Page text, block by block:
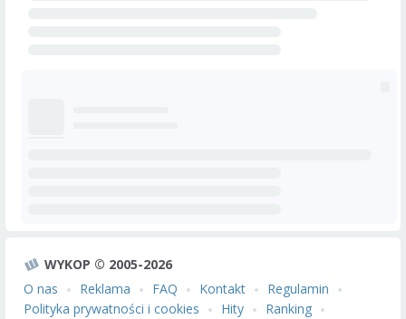
WYKOP © 2005-2026
O nas
Reklama FAQ Kontakt
Regulamin
Polityka prywatności i cookies
Hity
Ranking